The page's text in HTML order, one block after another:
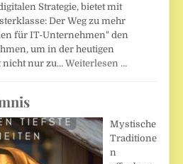
Strategie, bietet mit
Der Weg zu mehr
für IT-Unternehmen" den
um in der heutigen
nicht nur zu…Weiterlesen …
Mystische
Traditione
n